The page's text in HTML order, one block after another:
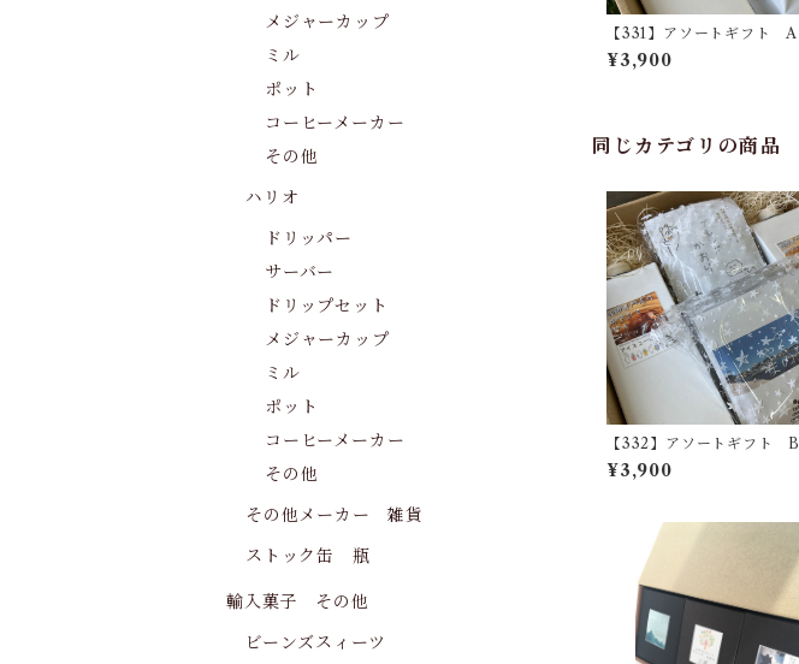
【331】アソートギフト A
¥3,900
同じカテゴリの商品
【332】アソートギフト B
¥3,900
メジャーカップ
ミル
ポット
コーヒーメーカー
その他
ハリオ
ドリッパー
サーバー
ドリップセット
メジャーカップ
ミル
ポット
コーヒーメーカー
その他
その他メーカー 雑貨
ストック缶 瓶
輸入菓子 その他
ビーンズスィーツ